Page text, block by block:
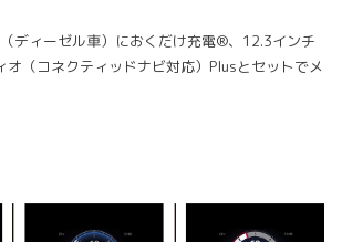
（ディーゼル車）におくだけ充電®、12.3インチ
オ（コネクティッドナビ対応）Plusとセットでメ